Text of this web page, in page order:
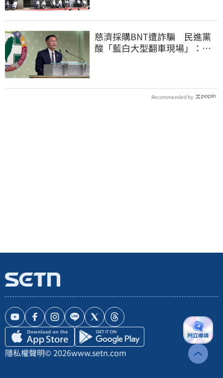
慈濟採購BNT遭詐騙 民進黨
酸「藍白大型翻車現場」：應
Recommended by
隱私權聲明© 2026www.setn.com